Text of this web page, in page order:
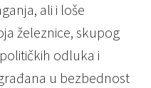
ali i loše
železnice, skupog
odluka i
u bezbednost